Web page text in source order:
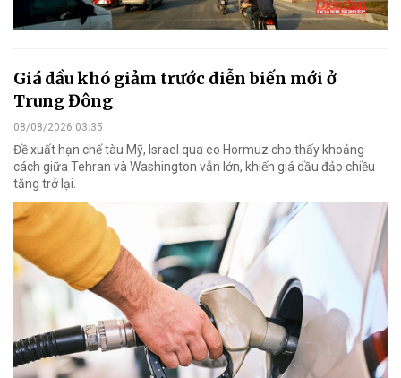
Giá dầu khó giảm trước diễn biến mới ở
Trung Đông
08/08/2026 03:35
Đề xuất hạn chế tàu Mỹ, Israel qua eo Hormuz cho thấy khoảng
cách giữa Tehran và Washington vẫn lớn, khiến giá dầu đảo chiều
tăng trở lại.